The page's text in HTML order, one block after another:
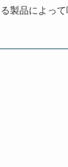
製品によっ